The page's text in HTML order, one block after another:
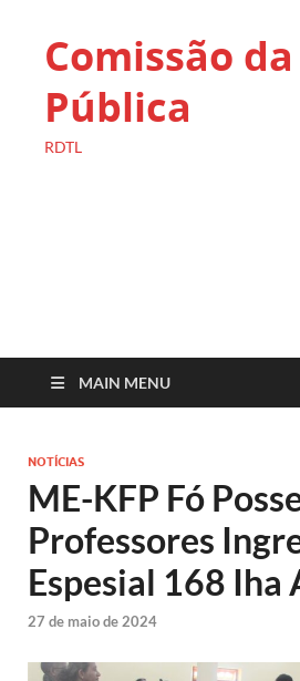
Comissão
Pública
RDTL
MAIN MENU
NOTÍCIAS
ME-KFP Fó
Professores
Espesial 168 Iha
27 de maio de 2024